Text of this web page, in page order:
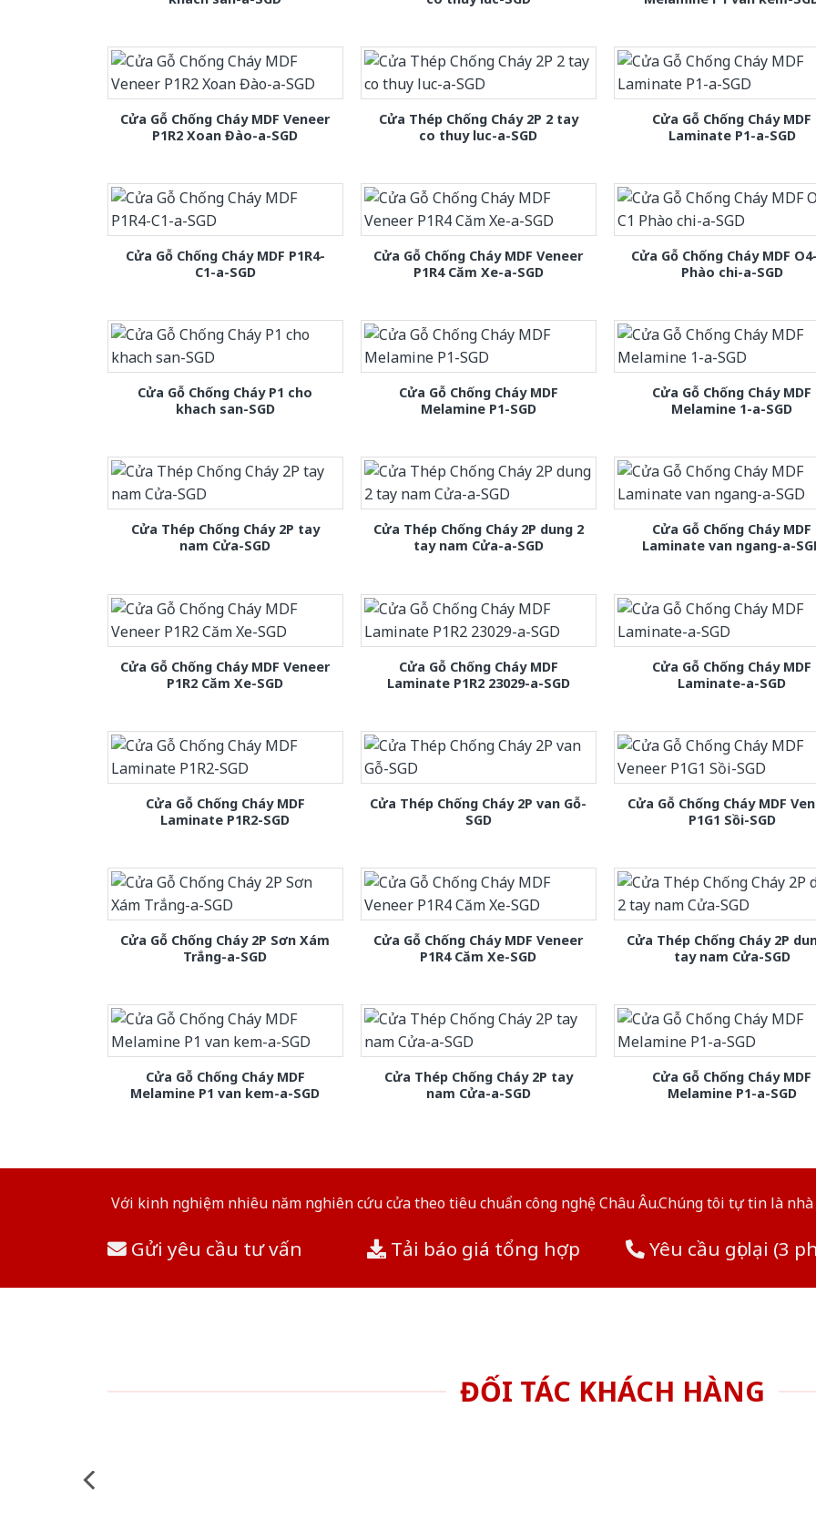
Cửa Gỗ Chống Cháy MDF Veneer
P1R2 Xoan Đào-a-SGD
Cửa Thép Chống Cháy 2P 2 tay
co thuy luc-a-SGD
Cửa Gỗ Chống Cháy MDF
Laminate P1-a-SGD
Cửa Gỗ Chống Cháy MDF P1R4-
C1-a-SGD
Cửa Gỗ Chống Cháy MDF Veneer
P1R4 Căm Xe-a-SGD
Cửa Gỗ Chống Cháy MDF
Phào chi-a-SGD
Cửa Gỗ Chống Cháy P1 cho
khach san-SGD
Cửa Gỗ Chống Cháy MDF
Melamine P1-SGD
Cửa Gỗ Chống Cháy MDF
Melamine 1-a-SGD
Cửa Thép Chống Cháy 2P tay
nam Cửa-SGD
Cửa Thép Chống Cháy 2P dung 2
tay nam Cửa-a-SGD
Cửa Gỗ Chống Cháy MDF
Laminate van ngang-a-
Cửa Gỗ Chống Cháy MDF Veneer
P1R2 Căm Xe-SGD
Cửa Gỗ Chống Cháy MDF
Laminate P1R2 23029-a-SGD
Cửa Gỗ Chống Cháy MDF
Laminate-a-SGD
Cửa Gỗ Chống Cháy MDF
Laminate P1R2-SGD
Cửa Thép Chống Cháy 2P van Gỗ-
SGD
Cửa Gỗ Chống Cháy MDF
P1G1 Sồi-SGD
Cửa Gỗ Chống Cháy 2P Sơn Xám
Trắng-a-SGD
Cửa Gỗ Chống Cháy MDF Veneer
P1R4 Căm Xe-SGD
Cửa Thép Chống Cháy 2P
tay nam Cửa-SGD
Cửa Gỗ Chống Cháy MDF
Melamine P1 van kem-a-SGD
Cửa Thép Chống Cháy 2P tay
nam Cửa-a-SGD
Cửa Gỗ Chống Cháy MDF
Melamine P1-a-SGD
Với kinh nghiệm nhiêu năm nghiên cứu cửa theo tiêu chuẩn công nghệ Châu Âu.Chúng tôi tự tin là
Gửi yêu cầu tư vấn Tải báo giá tổng hợp Yêu cầu gọi lại (3
ĐỐI TÁC KHÁCH HÀNG